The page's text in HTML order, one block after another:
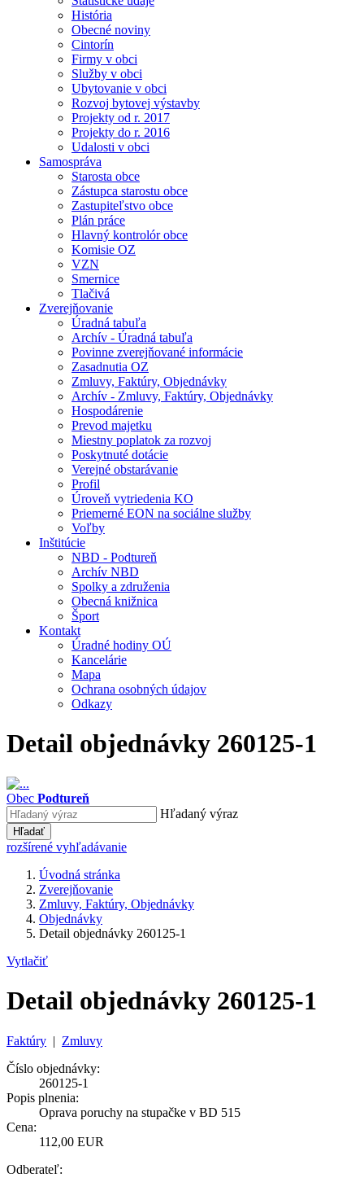
História
Obecné noviny
Cintorín
Firmy v obci
Služby v obci
Ubytovanie v obci
Rozvoj bytovej výstavby
Projekty od r. 2017
Projekty do r. 2016
Udalosti v obci
Samospráva
Starosta obce
Zástupca starostu obce
Zastupiteľstvo obce
Plán práce
Hlavný kontrolór obce
Komisie OZ
VZN
Smernice
Tlačivá
Zverejňovanie
Úradná tabuľa
Archív - Úradná tabuľa
Povinne zverejňované informácie
Zasadnutia OZ
Zmluvy, Faktúry, Objednávky
Archív - Zmluvy, Faktúry, Objednávky
Hospodárenie
Prevod majetku
Miestny poplatok za rozvoj
Poskytnuté dotácie
Verejné obstarávanie
Profil
Úroveň vytriedenia KO
Priemerné EON na sociálne služby
Voľby
Inštitúcie
NBD - Podtureň
Archív NBD
Spolky a združenia
Obecná knižnica
Šport
Kontakt
Úradné hodiny OÚ
Kancelárie
Mapa
Ochrana osobných údajov
Odkazy
Detail objednávky 260125-1
Obec Podtureň
Hľadaný výraz
Hľadať
rozšírené vyhľadávanie
Úvodná stránka
Zverejňovanie
Zmluvy, Faktúry, Objednávky
Objednávky
Detail objednávky 260125-1
Vytlačiť
Detail objednávky 260125-1
Faktúry | Zmluvy
Číslo objednávky:
260125-1
Popis plnenia:
Oprava poruchy na stupačke v BD 515
Cena:
112,00 EUR
Odberateľ: